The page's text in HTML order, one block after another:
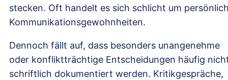
stecken. Oft handelt es sich schlicht um
Kommunikationsgewohnheiten.
Dennoch fällt auf, dass besonders unangenehme
oder konfliktträchtige Entscheidungen häufig
schriftlich dokumentiert werden. Kritikgespräche,